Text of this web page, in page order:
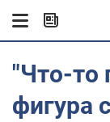
"Что-то
фигура